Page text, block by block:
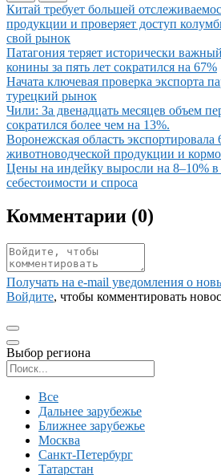
Иллюстрация новости
Китай требует большей
продукции и проверяет доступ
свой рынок
Иллюстрация новости
Патагония теряет исторически
конины за пять лет сократился на 67%
Иллюстрация новости
Начата ключевая проверка экспорта
турецкий рынок
Иллюстрация новости
Чили: За двенадцать месяцев объем
сократился более чем на 13%.
Иллюстрация новости
Воронежская область экспортировала
животноводческой продукции и
Иллюстрация новости
Цены на индейку выросли на 8–10% в
себестоимости и спроса
Комментарии (0)
Получать на e‑mail уведомления о
Войдите, чтобы комментировать
Выбор региона
Все
Дальнее зарубежье
Ближнее зарубежье
Москва
Санкт-Петербург
Татарстан